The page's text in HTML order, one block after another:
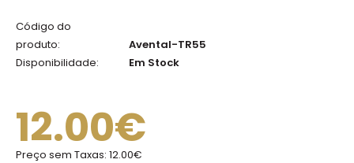
Código do
produto:
Avental-TR55
Disponibilidade:
Em Stock
12.00€
Preço sem Taxas: 12.00€